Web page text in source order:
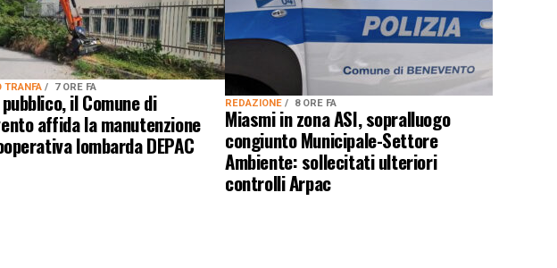
TRANFA 7 ORE FA
il Comune di
affida la manutenzione
lombarda DEPAC
REDAZIONE 8 ORE FA
Miasmi in zona ASI, sopralluogo
congiunto Municipale-Settore
Ambiente: sollecitati ulteriori
controlli Arpac